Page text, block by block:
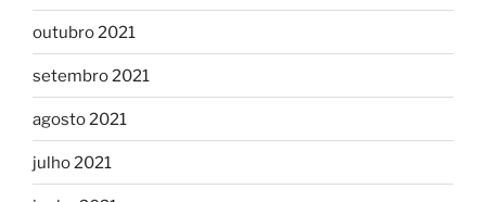
outubro 2021
setembro 2021
agosto 2021
julho 2021